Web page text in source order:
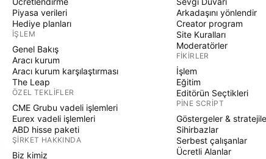
Piyasa verileri
Hediye planları
İŞLEM
Genel Bakış
Aracı kurum
Aracı kurum karşılaştırması
The Leap
ÖZEL TEKLIFLER
CME Grubu vadeli işlemleri
Eurex vadeli işlemleri
ABD hisse paketi
ŞIRKET HAKKINDA
Biz kimiz
Arkadaşını yönlendir
Creator program
Site Kuralları
Moderatörler
FIKIRLER
İşlem
Eğitim
Editörün Seçtikleri
PINE SCRIPT
Göstergeler &
Sihirbazlar
Serbest çalışanlar
Ücretli Alanlar